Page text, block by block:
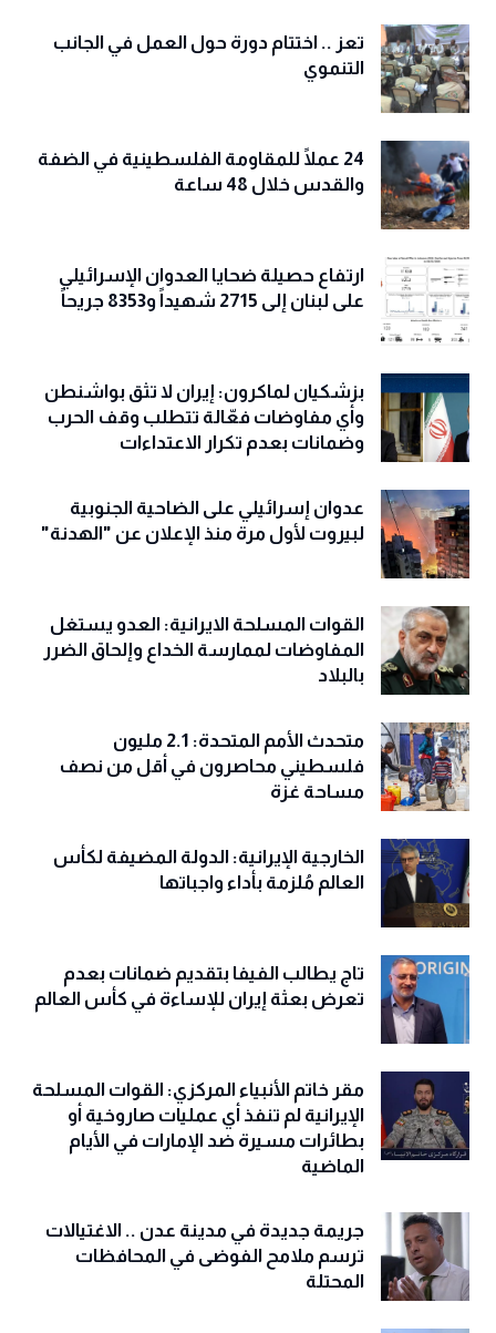
تعز .. اختتام دورة حول العمل في الجانب
التنموي
24 عملًا للمقاومة الفلسطينية في الضفة
والقدس خلال 48 ساعة
ارتفاع حصيلة ضحايا العدوان الإسرائيلي
على لبنان إلى 2715 شهيداً و8353 جريحاً
بزشكيان لماكرون: إيران لا تثق بواشنطن
وأي مفاوضات فعّالة تتطلب وقف الحرب
وضمانات بعدم تكرار الاعتداءات
عدوان إسرائيلي على الضاحية الجنوبية
لبيروت لأول مرة منذ الإعلان عن "الهدنة"
القوات المسلحة الايرانية: العدو يستغل
المفاوضات لممارسة الخداع وإلحاق الضرر
بالبلاد
متحدث الأمم المتحدة: 2.1 مليون
فلسطيني محاصرون في أقل من نصف
مساحة غزة
الخارجية الإيرانية: الدولة المضيفة لكأس
العالم مُلزمة بأداء واجباتها
تاج يطالب الفيفا بتقديم ضمانات بعدم
تعرض بعثة إيران للإساءة في كأس العالم
مقر خاتم الأنبياء المركزي: القوات المسلحة
الإيرانية لم تنفذ أي عمليات صاروخية أو
بطائرات مسيرة ضد الإمارات في الأيام
الماضية
جريمة جديدة في مدينة عدن .. الاغتيالات
ترسم ملامح الفوضى في المحافظات
المحتلة